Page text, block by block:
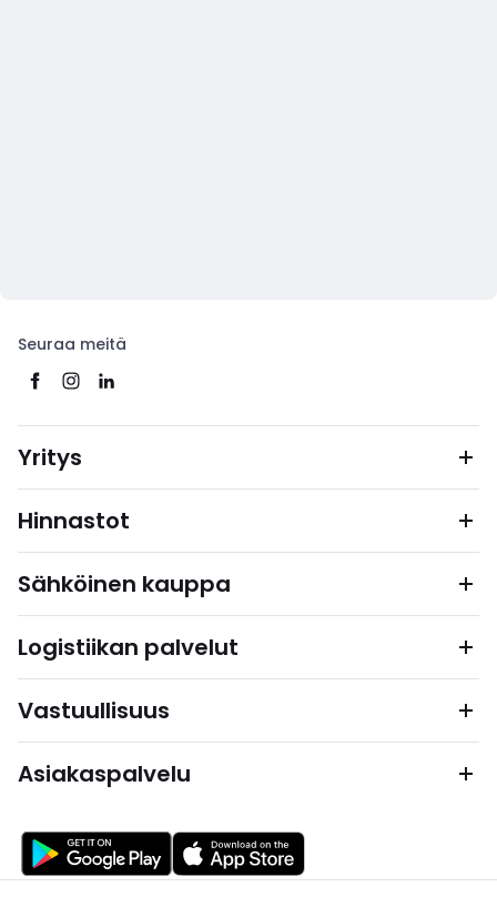
Seuraa meitä
Yritys
Hinnastot
Sähköinen kauppa
Logistiikan palvelut
Vastuullisuus
Asiakaspalvelu